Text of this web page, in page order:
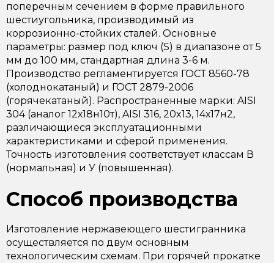
поперечным сечением в форме правильного
шестиугольника, производимый из
коррозионно-стойких сталей. Основные
параметры: размер под ключ (S) в диапазоне от 5
мм до 100 мм, стандартная длина 3-6 м.
Производство регламентируется ГОСТ 8560-78
(холоднокатаный) и ГОСТ 2879-2006
(горячекатаный). Распространенные марки: AISI
304 (аналог 12х18н10т), AISI 316, 20x13, 14х17н2,
различающиеся эксплуатационными
характеристиками и сферой применения.
Точность изготовления соответствует классам В
(нормальная) и У (повышенная).
Способ производства
Изготовление нержавеющего шестигранника
осуществляется по двум основным
технологическим схемам. При горячей прокатке